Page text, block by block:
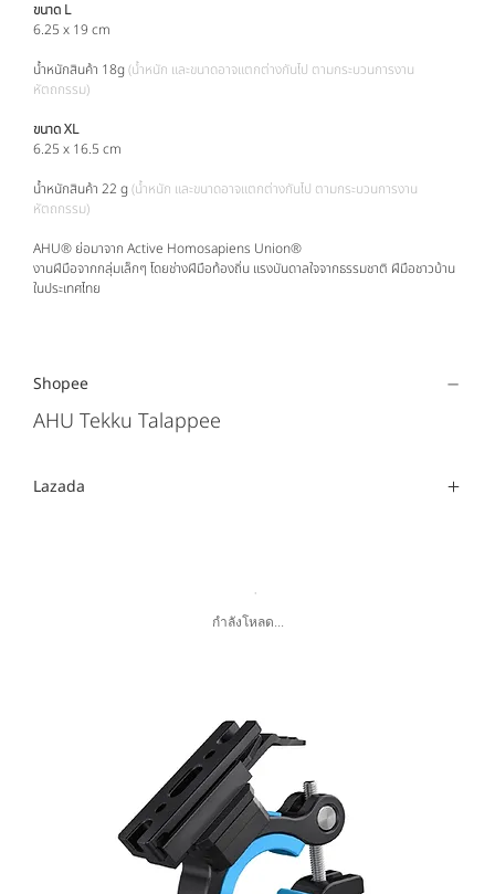
ขนาด L
6.25 x 19 cm
น้ำหนักสินค้า 18g(น้ำหนัก และขนาดอาจแตกต่างกันไป ตามกระบวนการงาน
หัตถกรรม)
ขนาด XL
6.25 x 16.5 cm
น้ำหนักสินค้า 22 g(น้ำหนัก และขนาดอาจแตกต่างกันไป ตามกระบวนการงาน
หัตถกรรม)
AHU® ย่อมาจาก Active Homosapiens Union®
งานฝีมือจากกลุ่มเล็กๆ โดยช่างฝีมือท้องถิ่น แรงบันดาลใจจากธรรมชาติ ฝีมือชาวบ้าน
ในประเทศไทย
Shopee
AHU Tekku Talappee
Lazada
กำลังโหลด...